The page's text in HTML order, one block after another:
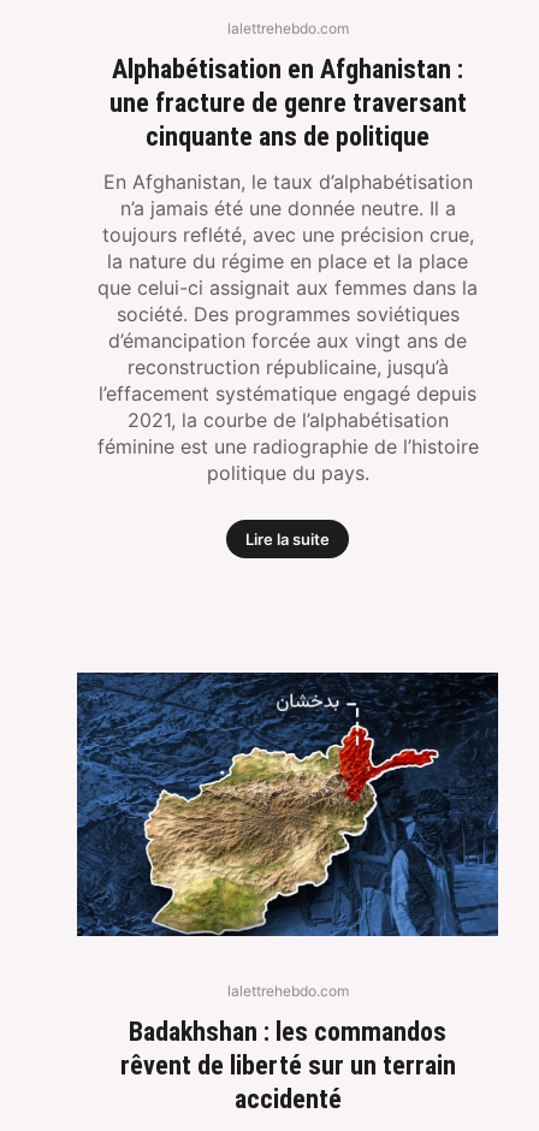
lalettrehebdo.com
Alphabétisation en Afghanistan :
une fracture de genre traversant
cinquante ans de politique
En Afghanistan, le taux d’alphabétisation
n’a jamais été une donnée neutre. Il a
toujours reflété, avec une précision crue,
la nature du régime en place et la place
que celui-ci assignait aux femmes dans la
société. Des programmes soviétiques
d’émancipation forcée aux vingt ans de
reconstruction républicaine, jusqu’à
l’effacement systématique engagé depuis
2021, la courbe de l’alphabétisation
féminine est une radiographie de l’histoire
politique du pays.
Lire la suite
lalettrehebdo.com
Badakhshan : les commandos
rêvent de liberté sur un terrain
accidenté